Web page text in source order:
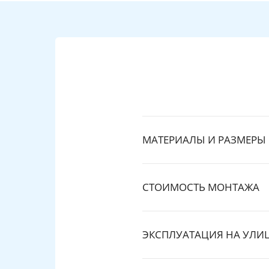
МАТЕРИАЛЫ И РАЗМЕРЫ
СТОИМОСТЬ МОНТАЖА
ЭКСПЛУАТАЦИЯ НА